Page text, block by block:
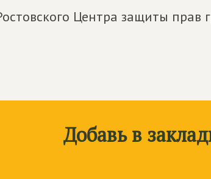
Центра защиты прав
Добавь в